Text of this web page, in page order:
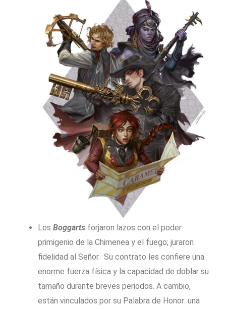
LosBoggarts forjaron lazos con el poder
primigenio de la Chimenea y el fuego; juraron
fidelidad al Señor. Su contrato les confiere una
enorme fuerza física y la capacidad de doblar su
tamaño durante breves periodos. A cambio,
están vinculados por su Palabra de Honor: una